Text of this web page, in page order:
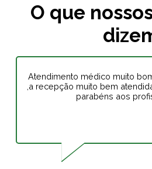
O que
Atendimento médico muito
,a recepção muito bem
parabéns aos